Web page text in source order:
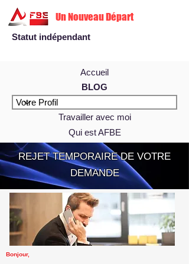
Un Nouveau Départ
Statut indépendant
Accueil
BLOG
Travailler avec moi
Qui est AFBE
REJET TEMPORAIRE DE VOTRE
DEMANDE
Bonjour,